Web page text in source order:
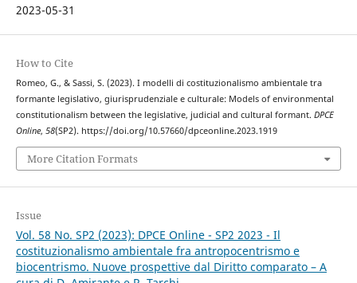
2023-05-31
How to Cite
Romeo, G., & Sassi, S. (2023). I modelli di costituzionalismo ambientale tra
formante legislativo, giurisprudenziale e culturale: Models of environmental
constitutionalism between the legislative, judicial and cultural formant. DPCE
Online, 58(SP2). https://doi.org/10.57660/dpceonline.2023.1919
More Citation Formats
Issue
Vol. 58 No. SP2 (2023): DPCE Online - SP2 2023 - Il
costituzionalismo ambientale fra antropocentrismo e
biocentrismo. Nuove prospettive dal Diritto comparato – A